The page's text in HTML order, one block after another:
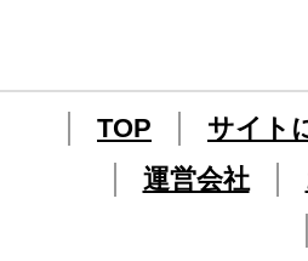
TOP サイト
運営会社